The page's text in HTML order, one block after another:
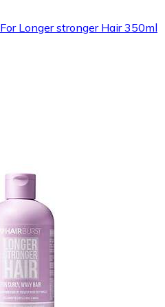
Longer stronger Hair 350ml